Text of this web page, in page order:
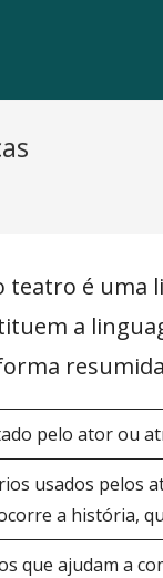
teatro é uma
a
pelo ator ou
usados pelos
a história,
que ajudam a